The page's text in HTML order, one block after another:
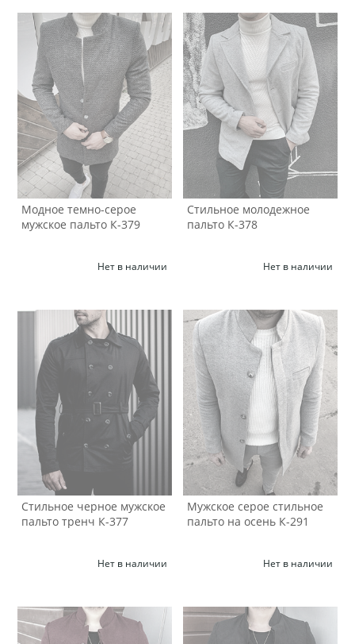
Модное темно-серое
мужское пальто К-379
Нет в наличии
Стильное молодежное
пальто К-378
Нет в наличии
Стильное черное мужское
пальто тренч К-377
Нет в наличии
Мужское серое стильное
пальто на осень К-291
Нет в наличии